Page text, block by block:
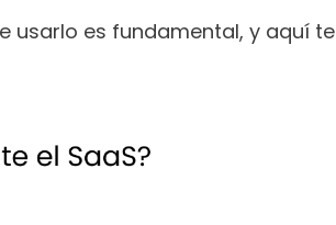
usarlo es fundamental, y aquí te